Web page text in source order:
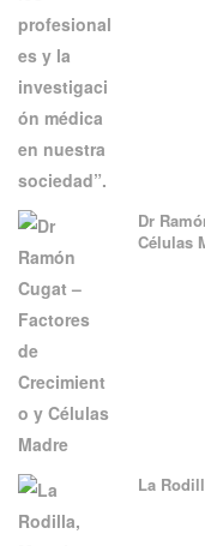
Dr
Células
La